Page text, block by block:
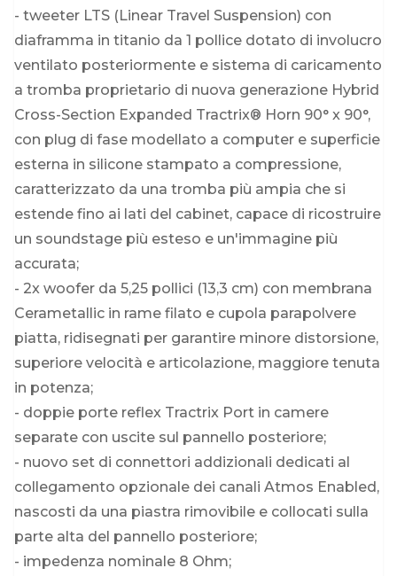
- tweeter LTS (Linear Travel Suspension) con
diaframma in titanio da 1 pollice dotato di involucro
ventilato posteriormente e sistema di caricamento
a tromba proprietario di nuova generazione Hybrid
Cross-Section Expanded Tractrix® Horn 90° x 90°,
con plug di fase modellato a computer e superficie
esterna in silicone stampato a compressione,
caratterizzato da una tromba più ampia che si
estende fino ai lati del cabinet, capace di ricostruire
un soundstage più esteso e un'immagine più
accurata;
- 2x woofer da 5,25 pollici (13,3 cm) con membrana
Cerametallic in rame filato e cupola parapolvere
piatta, ridisegnati per garantire minore distorsione,
superiore velocità e articolazione, maggiore tenuta
in potenza;
- doppie porte reflex Tractrix Port in camere
separate con uscite sul pannello posteriore;
- nuovo set di connettori addizionali dedicati al
collegamento opzionale dei canali Atmos Enabled,
nascosti da una piastra rimovibile e collocati sulla
parte alta del pannello posteriore;
- impedenza nominale 8 Ohm;